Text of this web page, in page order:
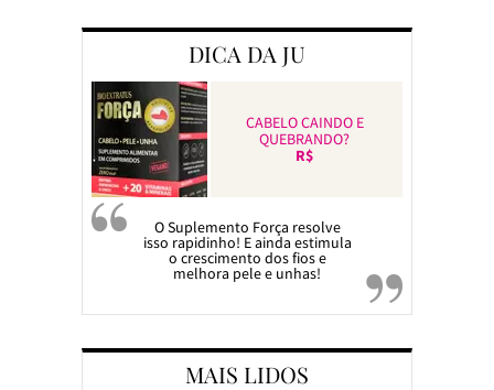
DICA DA JU
CABELO CAINDO E
QUEBRANDO?
R$
O Suplemento Força resolve
isso rapidinho! E ainda estimula
o crescimento dos fios e
melhora pele e unhas!
MAIS LIDOS